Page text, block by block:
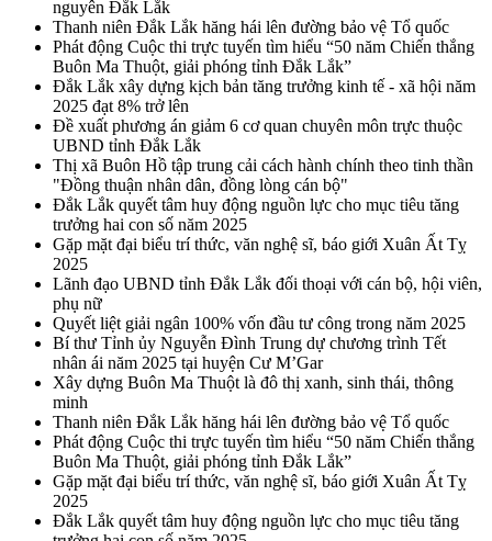
nguyên Đắk Lắk
Thanh niên Đắk Lắk hăng hái lên đường bảo vệ Tổ quốc
Phát động Cuộc thi trực tuyến tìm hiểu “50 năm Chiến thắng
Buôn Ma Thuột, giải phóng tỉnh Đắk Lắk”
Đắk Lắk xây dựng kịch bản tăng trưởng kinh tế - xã hội năm
2025 đạt 8% trở lên
Đề xuất phương án giảm 6 cơ quan chuyên môn trực thuộc
UBND tỉnh Đắk Lắk
Thị xã Buôn Hồ tập trung cải cách hành chính theo tinh thần
"Đồng thuận nhân dân, đồng lòng cán bộ"
Đắk Lắk quyết tâm huy động nguồn lực cho mục tiêu tăng
trưởng hai con số năm 2025
Gặp mặt đại biểu trí thức, văn nghệ sĩ, báo giới Xuân Ất Tỵ
2025
Lãnh đạo UBND tỉnh Đắk Lắk đối thoại với cán bộ, hội viên,
phụ nữ
Quyết liệt giải ngân 100% vốn đầu tư công trong năm 2025
Bí thư Tỉnh ủy Nguyễn Đình Trung dự chương trình Tết
nhân ái năm 2025 tại huyện Cư M’Gar
Xây dựng Buôn Ma Thuột là đô thị xanh, sinh thái, thông
minh
Thanh niên Đắk Lắk hăng hái lên đường bảo vệ Tổ quốc
Phát động Cuộc thi trực tuyến tìm hiểu “50 năm Chiến thắng
Buôn Ma Thuột, giải phóng tỉnh Đắk Lắk”
Gặp mặt đại biểu trí thức, văn nghệ sĩ, báo giới Xuân Ất Tỵ
2025
Đắk Lắk quyết tâm huy động nguồn lực cho mục tiêu tăng